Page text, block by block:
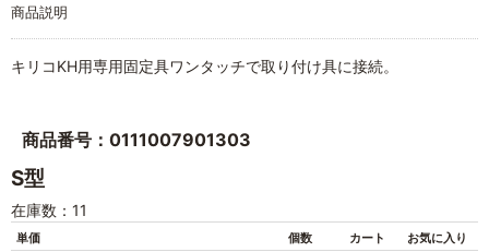
商品説明
キリコKH用専用固定具ワンタッチで取り付け具に接続。
商品番号：0111007901303
S型
在庫数：11
単価 個数 カート お気に入り